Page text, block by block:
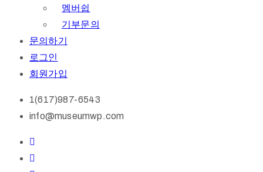
멤버쉽
기부문의
문의하기
로그인
회원가입
1(617)987-6543
info@museumwp.com